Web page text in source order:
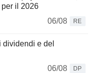
il 2026
06/08
RE
e del
06/08
DP